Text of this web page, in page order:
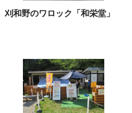
刈和野のワロック「和栄堂」